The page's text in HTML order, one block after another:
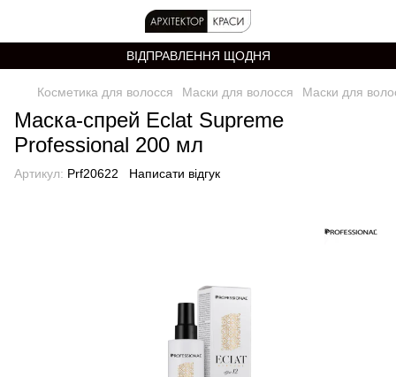
ВІДПРАВЛЕННЯ ЩОДНЯ
Косметика для волосся Маски для волосся Маски для
Маска-спрей Eclat Supreme
Professional 200 мл
Артикул: Prf20622 Написати відгук